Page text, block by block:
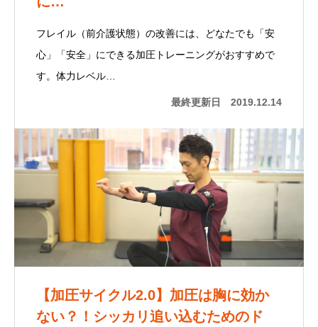
フレイル（前介護状態）の改善には、どなたでも「安
心」「安全」にできる加圧トレーニングがおすすめで
す。体力レベル…
最終更新日 2019.12.14
【加圧サイクル2.0】加圧は胸に効か
ない？！シッカリ追い込むためのド